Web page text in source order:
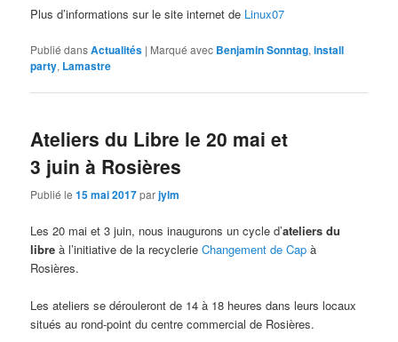
Plus d’informations sur le site internet de Linux07
Publié dansActualités | Marqué avec Benjamin Sonntag,install
party, Lamastre
Ateliers du Libre le 20 mai et
3 juin à Rosières
Publié le15 mai 2017parjylm
Les 20 mai et 3 juin, nous inaugurons un cycle d’ateliers du
libre à l’initiative de la recyclerieChangement de Cap à
Rosières.
Les ateliers se dérouleront de 14 à 18 heures dans leurs locaux
situés au rond-point du centre commercial de Rosières.